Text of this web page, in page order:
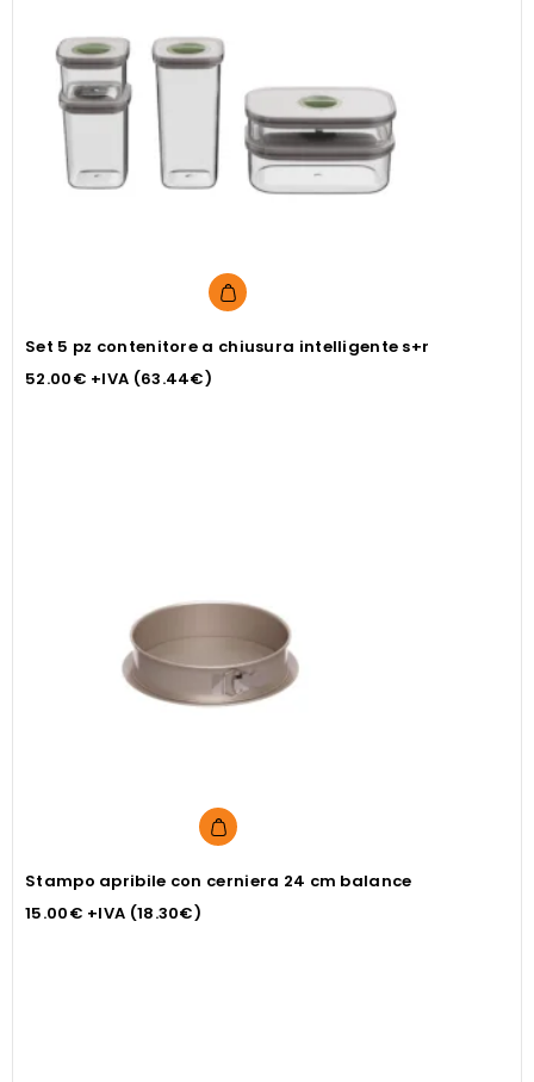
Set 5 pz contenitore a chiusura intelligente s+r
52.00€ +IVA (63.44€)
Stampo apribile con cerniera 24 cm balance
15.00€ +IVA (18.30€)